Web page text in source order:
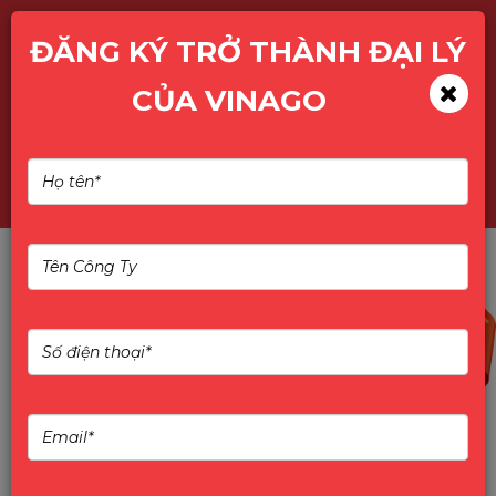
TÌM KIẾM SẢN PHẨM
10%
ĐĂNG KÝ TRỞ THÀNH ĐẠI LÝ
CỦA VINAGO